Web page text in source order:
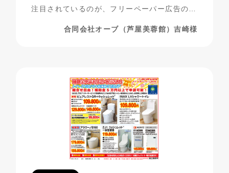
注目されているのが、フリーペーパー広告の活
シニア層をターゲットにした化粧品通販を展開
合同会社オーブ（芦屋美蓉館）吉崎様